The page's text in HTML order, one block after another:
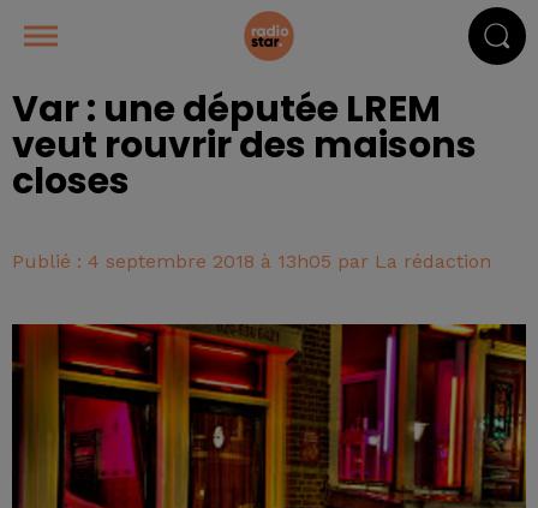
Var : une députée LREM
veut rouvrir des maisons
closes
Publié : 4 septembre 2018 à 13h05 par La rédaction